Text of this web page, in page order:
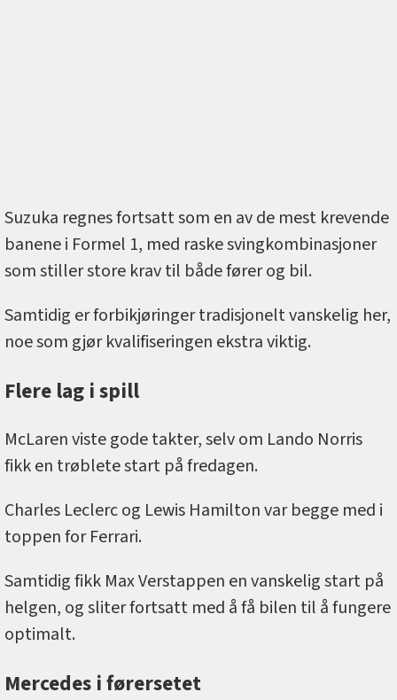
Suzuka regnes fortsatt som en av de mest krevende
banene i Formel 1, med raske svingkombinasjoner
som stiller store krav til både fører og bil.
Samtidig er forbikjøringer tradisjonelt vanskelig her,
noe som gjør kvalifiseringen ekstra viktig.
Flere lag i spill
McLaren viste gode takter, selv om Lando Norris
fikk en trøblete start på fredagen.
Charles Leclerc og Lewis Hamilton var begge med i
toppen for Ferrari.
Samtidig fikk Max Verstappen en vanskelig start på
helgen, og sliter fortsatt med å få bilen til å fungere
optimalt.
Mercedes i førersetet